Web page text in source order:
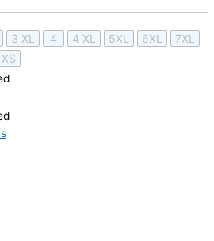
3 XL 4 4 XL 5XL 6XL
7XL
XS